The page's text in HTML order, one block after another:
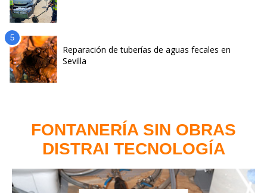
Reparación de tuberías de aguas fecales en
Sevilla
FONTANERÍA SIN OBRAS
DISTRAI TECNOLOGÍA